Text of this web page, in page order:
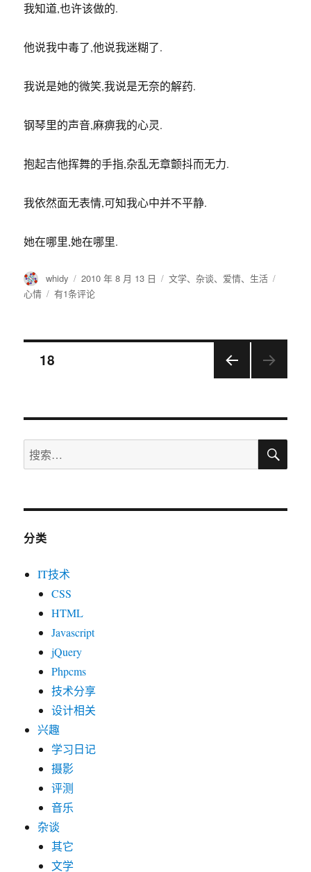
我知道,也许该做的.
他说我中毒了,他说我迷糊了.
我说是她的微笑,我说是无奈的解药.
钢琴里的声音,麻痹我的心灵.
抱起吉他挥舞的手指,杂乱无章颤抖而无力.
我依然面无表情,可知我心中并不平静.
她在哪里,她在哪里.
作
者
whidy
发
布
2010 年 8 月 13 日
分
文学、 杂谈、 爱情、 生活
心情
21
烦
有1条评论
文
导
航
18
搜
索：
搜
分类
IT技术
CSS
HTML
Javascript
jQuery
Phpcms
技术分享
设计相关
兴趣
学习日记
摄影
评测
音乐
杂谈
其它
文学